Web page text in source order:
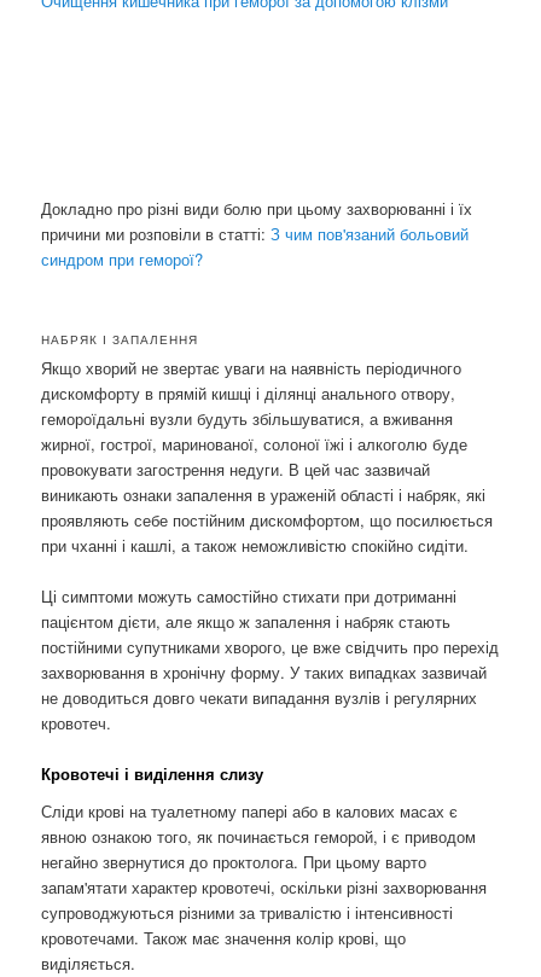
Докладно про різні види болю при цьому захворюванні і їх
причини ми розповіли в статті:З чим пов'язаний больовий
синдром при геморої?
НАБРЯК І ЗАПАЛЕННЯ
Якщо хворий не звертає уваги на наявність періодичного
дискомфорту в прямій кишці і ділянці анального отвору,
гемороїдальні вузли будуть збільшуватися, а вживання
жирної, гострої, маринованої, солоної їжі і алкоголю буде
провокувати загострення недуги. В цей час зазвичай
виникають ознаки запалення в ураженій області і набряк, які
проявляють себе постійним дискомфортом, що посилюється
при чханні і кашлі, а також неможливістю спокійно сидіти.
Ці симптоми можуть самостійно стихати при дотриманні
пацієнтом дієти, але якщо ж запалення і набряк стають
постійними супутниками хворого, це вже свідчить про перехід
захворювання в хронічну форму. У таких випадках зазвичай
не доводиться довго чекати випадання вузлів і регулярних
кровотеч.
Кровотечі і виділення слизу
Сліди крові на туалетному папері або в калових масах є
явною ознакою того, як починається геморой, і є приводом
негайно звернутися до проктолога. При цьому варто
запам'ятати характер кровотечі, оскільки різні захворювання
супроводжуються різними за тривалістю і інтенсивності
кровотечами. Також має значення колір крові, що
виділяється.